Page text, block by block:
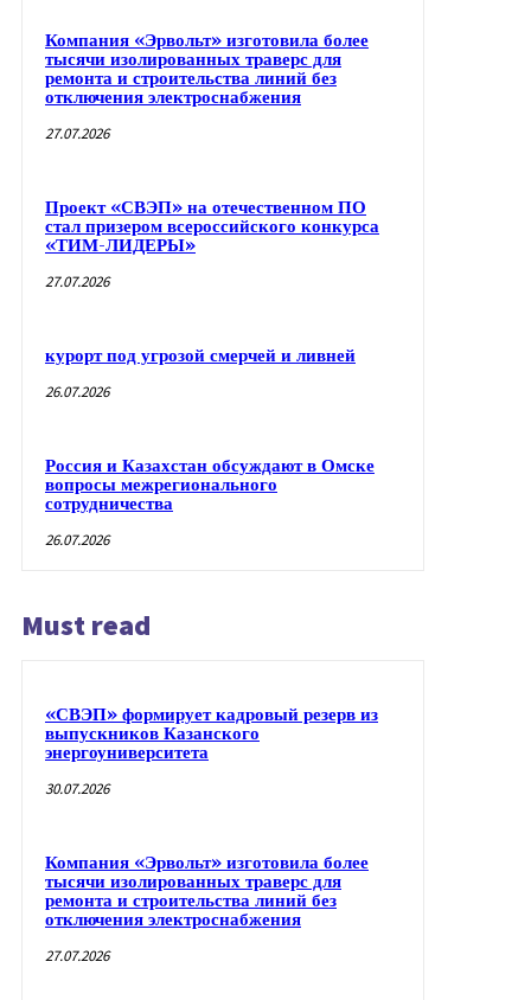
Компания «Эрвольт» изготовила более
тысячи изолированных траверс для
ремонта и строительства линий без
отключения электроснабжения
27.07.2026
Проект «СВЭП» на отечественном ПО
стал призером всероссийского конкурса
«ТИМ-ЛИДЕРЫ»
27.07.2026
курорт под угрозой смерчей и ливней
26.07.2026
Россия и Казахстан обсуждают в Омске
вопросы межрегионального
сотрудничества
26.07.2026
Must read
«СВЭП» формирует кадровый резерв из
выпускников Казанского
энергоуниверситета
30.07.2026
Компания «Эрвольт» изготовила более
тысячи изолированных траверс для
ремонта и строительства линий без
отключения электроснабжения
27.07.2026